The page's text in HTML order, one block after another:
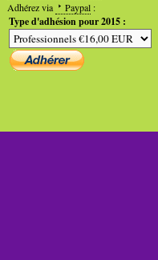
Adhérez via
Paypal :
Type d'adhésion pour 2015 :